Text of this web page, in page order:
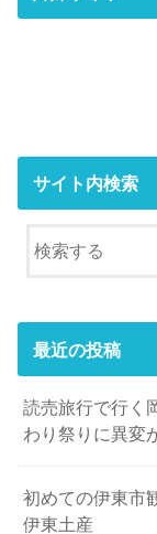
サイト内検索
最近の投稿
読売旅行で行
わり祭りに異変
初めての伊東
伊東土産